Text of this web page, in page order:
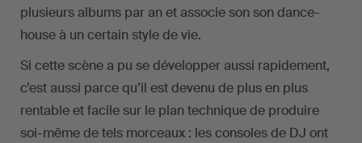
plusieurs albums par an et associe son son dance-
house à un certain style de vie.
Si cette scène a pu se développer aussi rapidement,
c’est aussi parce qu’il est devenu de plus en plus
rentable et facile sur le plan technique de produire
soi-même de tels morceaux : les consoles de DJ ont